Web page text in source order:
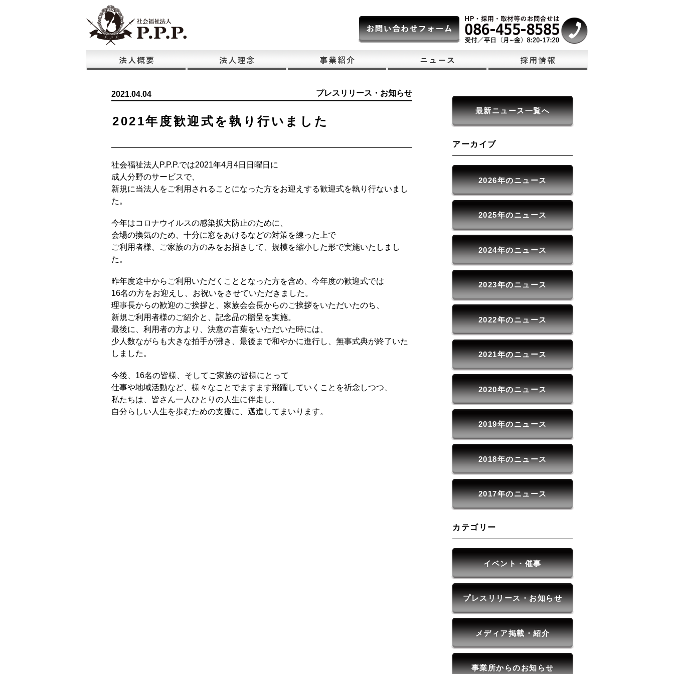
2021.04.04 プレスリリース・お知らせ
2021年度歓迎式を執り行いました
社会福祉法人P.P.P.では2021年4月4日日曜日に
成人分野のサービスで、
新規に当法人をご利用されることになった方をお迎えする歓迎式を執り行ないまし
た。
今年はコロナウイルスの感染拡大防止のために、
会場の換気のため、十分に窓をあけるなどの対策を練った上で
ご利用者様、ご家族の方のみをお招きして、規模を縮小した形で実施いたしまし
た。
昨年度途中からご利用いただくこととなった方を含め、今年度の歓迎式では
16名の方をお迎えし、お祝いをさせていただきました。
理事長からの歓迎のご挨拶と、家族会会長からのご挨拶をいただいたのち、
新規ご利用者様のご紹介と、記念品の贈呈を実施。
最後に、利用者の方より、決意の言葉をいただいた時には、
少人数ながらも大きな拍手が沸き、最後まで和やかに進行し、無事式典が終了いた
しました。
今後、16名の皆様、そしてご家族の皆様にとって
仕事や地域活動など、様々なことでますます飛躍していくことを祈念しつつ、
私たちは、皆さん一人ひとりの人生に伴走し、
自分らしい人生を歩むための支援に、邁進してまいります。
最新ニュース一覧へ
アーカイブ
2026年のニュース
2025年のニュース
2024年のニュース
2023年のニュース
2022年のニュース
2021年のニュース
2020年のニュース
2019年のニュース
2018年のニュース
2017年のニュース
カテゴリー
イベント・催事
プレスリリース・お知らせ
メディア掲載・紹介
事業所からのお知らせ